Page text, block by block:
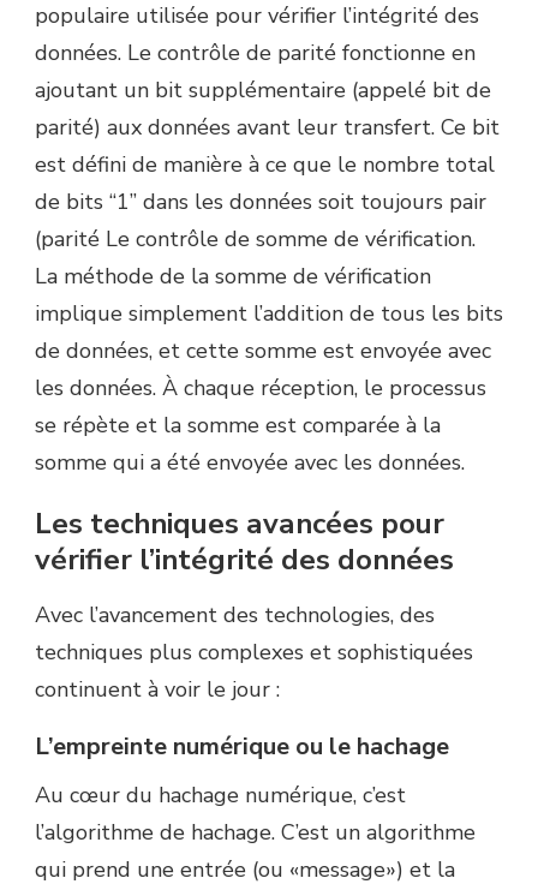
populaire utilisée pour vérifier l’intégrité des
données. Le contrôle de parité fonctionne en
ajoutant un bit supplémentaire (appelé bit de
parité) aux données avant leur transfert. Ce bit
est défini de manière à ce que le nombre total
de bits “1” dans les données soit toujours pair
(parité Le contrôle de somme de vérification.
La méthode de la somme de vérification
implique simplement l’addition de tous les bits
de données, et cette somme est envoyée avec
les données. À chaque réception, le processus
se répète et la somme est comparée à la
somme qui a été envoyée avec les données.
Les techniques avancées pour
vérifier l’intégrité des données
Avec l’avancement des technologies, des
techniques plus complexes et sophistiquées
continuent à voir le jour :
L’empreinte numérique ou le hachage
Au cœur du hachage numérique, c’est
l’algorithme de hachage. C’est un algorithme
qui prend une entrée (ou «message») et la